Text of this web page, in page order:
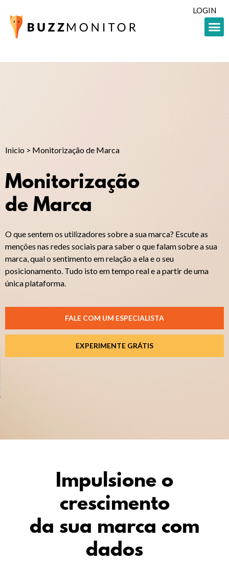
LOGIN
Inicio > Monitorização de Marca
Monitorização
de Marca
O que sentem os utilizadores sobre a sua marca? Escute as
menções nas redes sociais para saber o que falam sobre a sua
marca, qual o sentimento em relação a ela e o seu
posicionamento. Tudo isto em tempo real e a partir de uma
única plataforma.
FALE COM UM ESPECIALISTA
EXPERIMENTE GRÁTIS
Impulsione o
crescimento
da sua marca com
dados